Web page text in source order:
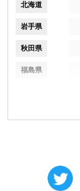
北海道
岩手県
秋田県
福島県